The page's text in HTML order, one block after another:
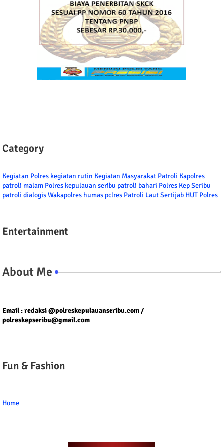
Category
Kegiatan Polres kegiatan rutin Kegiatan Masyarakat Patroli Kapolres
patroli malam Polres kepulauan seribu patroli bahari Polres Kep Seribu
patroli dialogisWakapolres humas polres Patroli LautSertijab HUT Polres
Entertainment
About Me
Email : redaksi @polreskepulauanseribu.com /
polreskepseribu@gmail.com
Fun & Fashion
Home